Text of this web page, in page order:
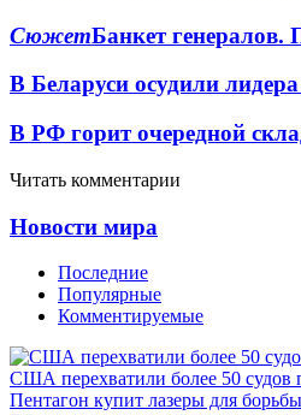
СюжетБанкет генералов.
В Беларуси осудили
В РФ горит очередной
Читать комментарии
Новости мира
Последние
Популярные
Комментируемые
США перехватили более 50 судов
Пентагон купит лазеры для